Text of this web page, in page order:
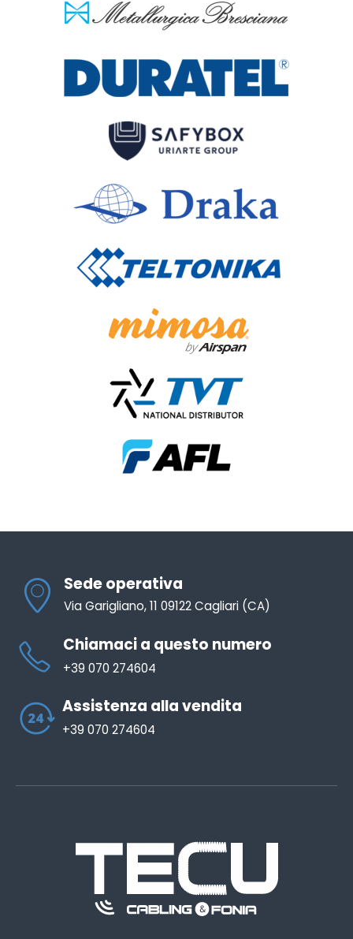
Sede operativa
Via Garigliano, 11 09122 Cagliari (CA)
Chiamaci a questo numero
+39 070 274604
Assistenza alla vendita
+39 070 274604